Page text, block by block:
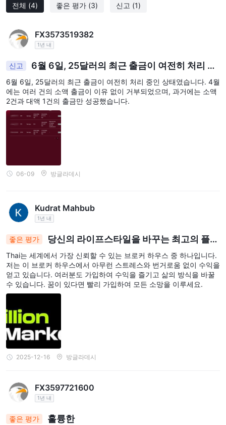
전체 (4) 좋은 평가 (3) 신고 (1)
FX3573519382
1년 내
신고
6월 6일, 25달러의 최근 출금이 여전히 처리 중
인 상태였습니다. 4월에는 여러 건의 소액 출금이 이유
없이 거부되었으며, 과거에는 소액 2건과 대액 1건의
출금만 성공했습니다.
6월 6일, 25달러의 최근 출금이 여전히 처리 중인 상태였습니다. 4월
에는 여러 건의 소액 출금이 이유 없이 거부되었으며, 과거에는 소액
2건과 대액 1건의 출금만 성공했습니다.
06-09 방글라데시
Kudrat Mahbub
1년 내
좋은 평가
당신의 라이프스타일을 바꾸는 최고의 플랫
폼
Thai는 세계에서 가장 신뢰할 수 있는 브로커 하우스 중 하나입니다.
저는 이 브로커 하우스에서 아무런 스트레스와 번거로움 없이 수익을
얻고 있습니다. 여러분도 가입하여 수익을 즐기고 삶의 방식을 바꿀
수 있습니다. 꿈이 있다면 빨리 가입하여 모든 소망을 이루세요.
2025-12-16 방글라데시
FX3597721600
1년 내
좋은 평가 훌륭한